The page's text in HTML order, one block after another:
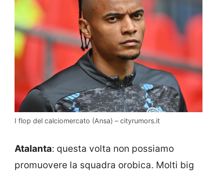
I flop del calciomercato (Ansa) – cityrumors.it
Atalanta: questa volta non possiamo
promuovere la squadra orobica. Molti big